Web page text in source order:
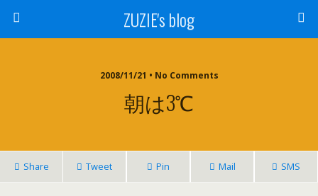
ZUZIE's blog
2008/11/21 • No Comments
朝は3℃
Share Tweet Pin Mail SMS